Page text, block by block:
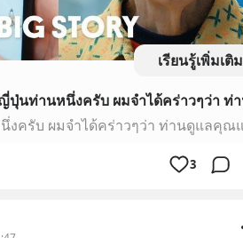
เรียนรู้เพิ่มเติม
3